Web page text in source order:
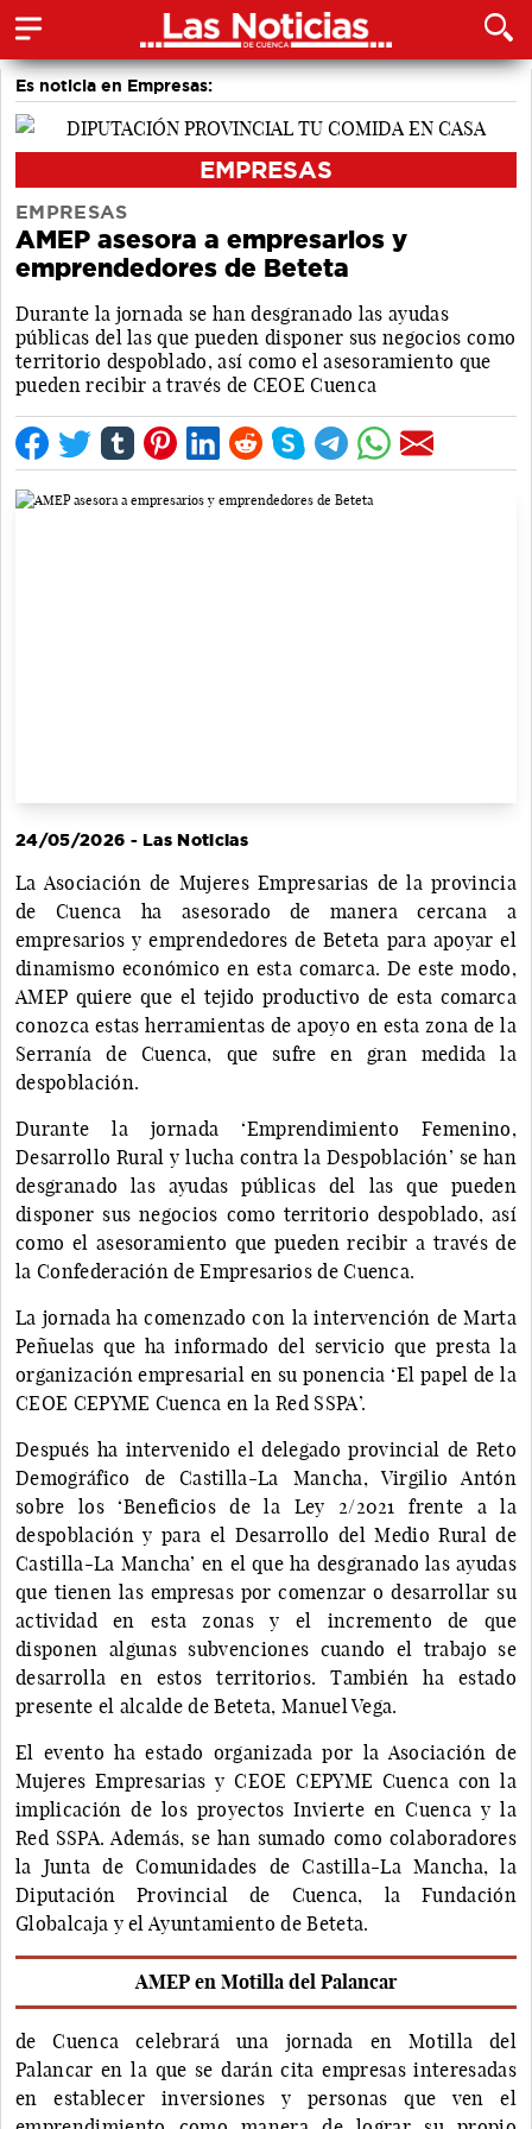
Es noticia en Empresas:
EMPRESAS
EMPRESAS
AMEP asesora a empresarios y
emprendedores de Beteta
Durante la jornada se han desgranado las ayudas
públicas del las que pueden disponer sus negocios como
territorio despoblado, así como el asesoramiento que
pueden recibir a través de CEOE Cuenca
24/05/2026 - Las Noticias
La Asociación de Mujeres Empresarias de la provincia
de Cuenca ha asesorado de manera cercana a
empresarios y emprendedores de Beteta para apoyar el
dinamismo económico en esta comarca. De este modo,
AMEP quiere que el tejido productivo de esta comarca
conozca estas herramientas de apoyo en esta zona de la
Serranía de Cuenca, que sufre en gran medida la
despoblación.
Durante la jornada ‘Emprendimiento Femenino,
Desarrollo Rural y lucha contra la Despoblación’ se han
desgranado las ayudas públicas del las que pueden
disponer sus negocios como territorio despoblado, así
como el asesoramiento que pueden recibir a través de
la Confederación de Empresarios de Cuenca.
La jornada ha comenzado con la intervención de Marta
Peñuelas que ha informado del servicio que presta la
organización empresarial en su ponencia ‘El papel de la
CEOE CEPYME Cuenca en la Red SSPA’.
Después ha intervenido el delegado provincial de Reto
Demográfico de Castilla-La Mancha, Virgilio Antón
sobre los ‘Beneficios de la Ley 2/2021 frente a la
despoblación y para el Desarrollo del Medio Rural de
Castilla-La Mancha’ en el que ha desgranado las ayudas
que tienen las empresas por comenzar o desarrollar su
actividad en esta zonas y el incremento de que
disponen algunas subvenciones cuando el trabajo se
desarrolla en estos territorios. También ha estado
presente el alcalde de Beteta, Manuel Vega.
El evento ha estado organizada por la Asociación de
Mujeres Empresarias y CEOE CEPYME Cuenca con la
implicación de los proyectos Invierte en Cuenca y la
Red SSPA. Además, se han sumado como colaboradores
la Junta de Comunidades de Castilla-La Mancha, la
Diputación Provincial de Cuenca, la Fundación
Globalcaja y el Ayuntamiento de Beteta.
AMEP en Motilla del Palancar
de Cuenca celebrará una jornada en Motilla del
Palancar en la que se darán cita empresas interesadas
en establecer inversiones y personas que ven el